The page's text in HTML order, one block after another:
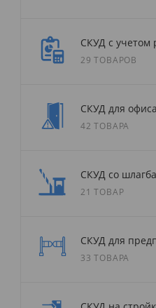
СКУД с учетом
29 ТОВАРОВ
СКУД для офиса
42 ТОВАРА
СКУД со
21 ТОВАР
СКУД для
33 ТОВАРА